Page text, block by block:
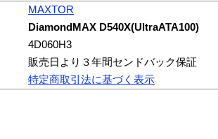
MAXTOR
DiamondMAX D540X(UltraATA100)
4D060H3
販売日より３年間センドバック保証
特定商取引法に基づく表示